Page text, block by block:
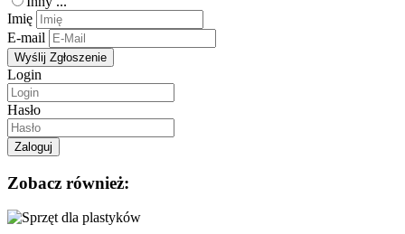
Imię
E-mail
Login
Hasło
Zobacz również: